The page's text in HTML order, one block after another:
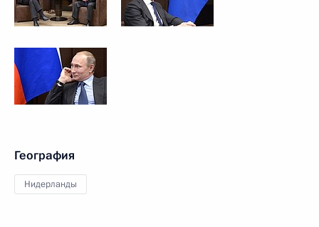
География
Нидерланды